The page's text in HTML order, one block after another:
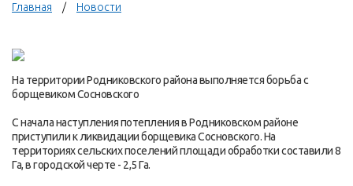
Главная Новости
На территории Родниковского района выполняется борьба с
борщевиком Сосновского
С начала наступления потепления в Родниковском районе
приступили к ликвидации борщевика Сосновского. На
территориях сельских поселений площади обработки составили 8
Га, в городской черте - 2,5 Га.